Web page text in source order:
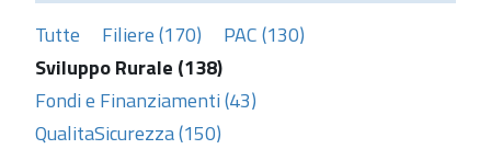
Tutte Filiere (170)
PAC (130)
Sviluppo Rurale (138)
Fondi e Finanziamenti (43)
QualitaSicurezza (150)